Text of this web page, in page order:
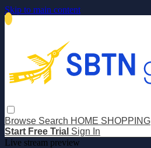
Skip to main content
Browse Search HOME SHOPPING
Start Free Trial Sign In
Live stream preview